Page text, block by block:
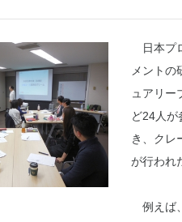
日本プ
メントの
ュアリー
ど24人が
き、クレ
が行われ
例えば